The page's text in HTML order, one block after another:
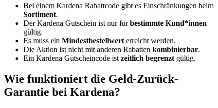
Bei einem Kardena Rabattcode gibt es Einschränkungen beim
Sortiment.
Der Kardena Gutschein ist nur fürbestimmte Kund*innen
gültig.
Es muss ein Mindestbestellwerterreicht werden.
Die Aktion ist nicht mit anderen Rabatten kombinierbar.
Ein Kardena Gutscheincode istzeitlich begrenztgültig.
Wie funktioniert die Geld-Zurück-
Garantie bei Kardena?